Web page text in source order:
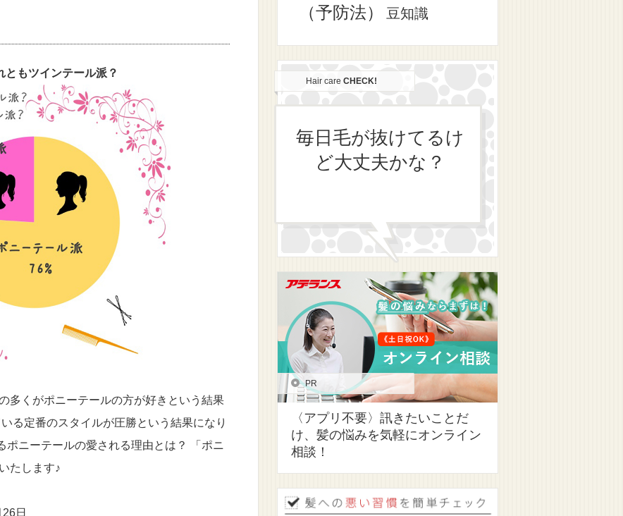
もツインテール派？
多くがポニーテールの方が好きという結果
る定番のスタイルが圧勝という結果になり
ニーテールの愛される理由とは？ 「ポニ
たします♪
日
（予防法）
豆知識
Hair care CHECK!
毎日毛が抜けてるけ
ど大丈夫かな？
PR
〈アプリ不要〉訊きたいことだ
け、髪の悩みを気軽にオンライン
相談！